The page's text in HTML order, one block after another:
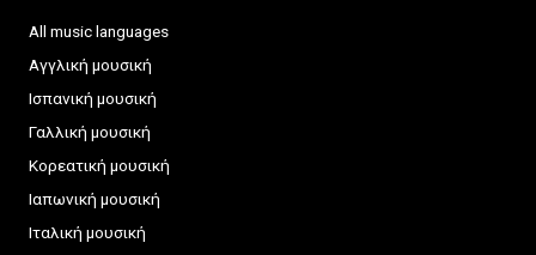
All music languages
Αγγλική μουσική
Ισπανική μουσική
Γαλλική μουσική
Κορεατική μουσική
Ιαπωνική μουσική
Ιταλική μουσική